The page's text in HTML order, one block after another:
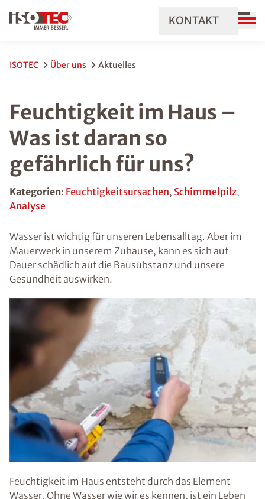
KONTAKT
ISOTEC Über uns Aktuelles
Feuchtigkeit im Haus –
Was ist daran so
gefährlich für uns?
Kategorien: Feuchtigkeitsursachen, Schimmelpilz,
Analyse
Wasser ist wichtig für unseren Lebensalltag. Aber im
Mauerwerk in unserem Zuhause, kann es sich auf
Dauer schädlich auf die Bausubstanz und unsere
Gesundheit auswirken.
Feuchtigkeit im Haus entsteht durch das Element
Wasser. Ohne Wasser wie wir es kennen, ist ein Leben